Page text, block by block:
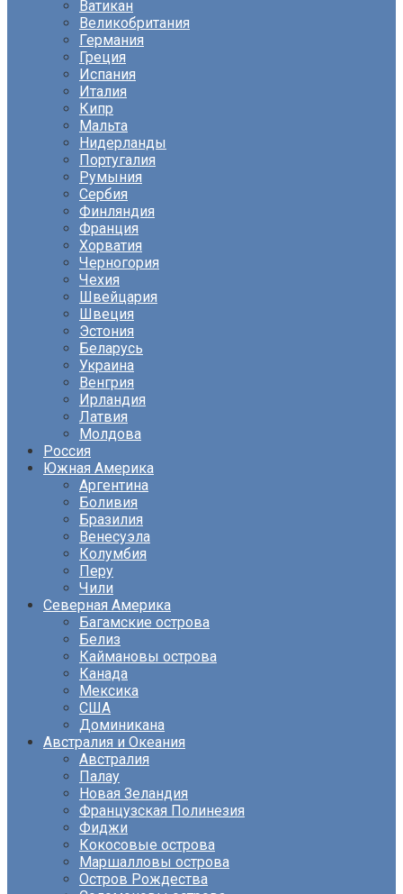
Ватикан
Великобритания
Германия
Греция
Испания
Италия
Кипр
Мальта
Нидерланды
Португалия
Румыния
Сербия
Финляндия
Франция
Хорватия
Черногория
Чехия
Швейцария
Швеция
Эстония
Беларусь
Украина
Венгрия
Ирландия
Латвия
Молдова
Россия
Южная Америка
Аргентина
Боливия
Бразилия
Венесуэла
Колумбия
Перу
Чили
Северная Америка
Багамские острова
Белиз
Каймановы острова
Канада
Мексика
США
Доминикана
Австралия и Океания
Австралия
Палау
Новая Зеландия
Французская Полинезия
Фиджи
Кокосовые острова
Маршалловы острова
Остров Рождества